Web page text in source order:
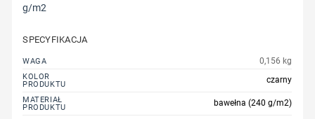
g/m2
SPECYFIKACJA
WAGA 0,156 kg
KOLOR
PRODUKTU
czarny
MATERIAŁ
PRODUKTU
bawełna (240 g/m2)